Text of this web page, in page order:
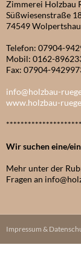
Zimmerei Holzbau
Süßwiesenstraße
74549
Telefon: 07904-
Mobil: 0162-
Fax: 07904-
info@holzbau-
www.holzbau-
Wir suchen eine/
Mehr unter der
Fragen an
Impressum &